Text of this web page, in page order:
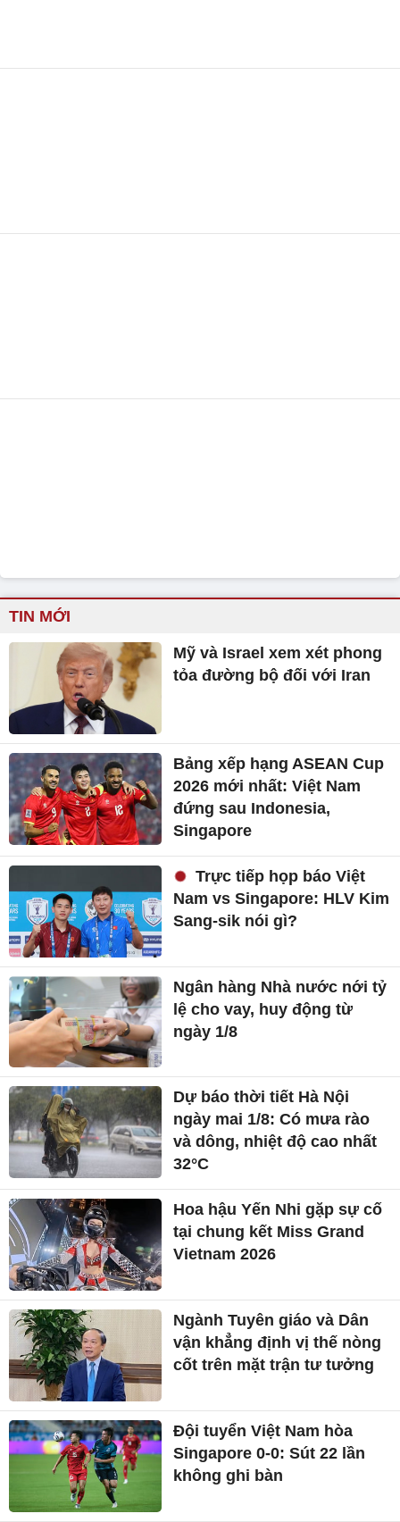
TIN MỚI
Mỹ và Israel xem xét phong
tỏa đường bộ đối với Iran
Bảng xếp hạng ASEAN Cup
2026 mới nhất: Việt Nam
đứng sau Indonesia,
Singapore
Trực tiếp họp báo Việt
Nam vs Singapore: HLV Kim
Sang-sik nói gì?
Ngân hàng Nhà nước nới tỷ
lệ cho vay, huy động từ
ngày 1/8
Dự báo thời tiết Hà Nội
ngày mai 1/8: Có mưa rào
và dông, nhiệt độ cao nhất
32°C
Hoa hậu Yến Nhi gặp sự cố
tại chung kết Miss Grand
Vietnam 2026
Ngành Tuyên giáo và Dân
vận khẳng định vị thế nòng
cốt trên mặt trận tư tưởng
Đội tuyển Việt Nam hòa
Singapore 0-0: Sút 22 lần
không ghi bàn